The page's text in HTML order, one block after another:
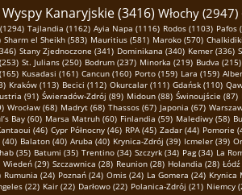
Wyspy Kanaryjskie (3416) Włochy (2947)
Tajlandia (1162) Ayia Napa (1116) Rodos (1103) Pafos
Sharm el Sheikh (583) Mauritius (581) Maroko (570)
Stany Zjednoczone (341) Dominikana (340) Kemer (336)
St. Julians (250) Bodrum (237) Minorka (219) Budva (215)
Kusadasi (161) Cancun (160) Porto (159) Lara (159)
Kraków (113) Becici (112) Okurcalar (111) Gdańsk (110)
(91) Świeradów-Zdrój (89) Midoun (88) Świnoujście (87)
Wrocław (68) Madryt (68) Thassos (67) Japonia (67)
Bay (60) Marsa Matruh (60) Finlandia (59) Malediwy (58)
(46) Cypr Północny (46) RPA (45) Zadar (44) Pomorie
Balaton (40) Aruba (40) Krynica-Zdrój (39) Icmeler (39)
(35) Batumi (35) Trentino (34) Szczyrk (34) Pag (34) La
Wiedeń (29) Szczawnica (28) Reunion (28) Holandia (28)
Rumunia (24) Poznań (24) Omis (24) La Gomera (24) Krynica
(22) Kair (22) Darłowo (22) Polanica-Zdrój (21) Niemcy